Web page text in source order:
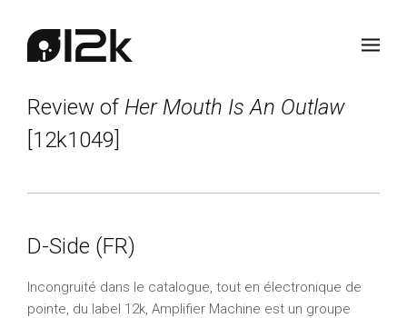
Review of Her Mouth Is An Outlaw
[12k1049]
D-Side (FR)
Incongruité dans le catalogue, tout en électronique de
pointe, du label 12k, Amplifier Machine est un groupe